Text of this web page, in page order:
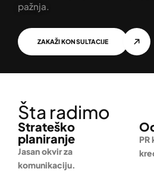
pažnja.
ZAKAŽI KONSULTACIJE
Šta radimo
Strateško
planiranje
Jasan okvir za
komunikaciju.
PR